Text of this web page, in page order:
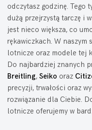
odczytasz godzinę. Tego
dużą przejrzystą tarczę i
jest nieco większa, co
rękawiczkach. W
lotnicze oraz modele tej
Do najbardziej znanych
Breitling, Seiko oraz
precyzji, trwałości oraz
rozwiązanie dla Ciebie.
lotnicze oferujemy w